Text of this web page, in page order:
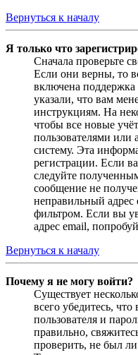
Вернуться к началу
Я только что
Сначала проверьте
Если они верны, то
включена
указали, что вам
инструкциям. На
чтобы все новые
пользователями или
систему. Эта
регистрации. Если
следуйте
сообщение не
неправильный адрес
фильтром. Если вы
адрес email,
Вернуться к началу
Почему я не могу войти?
Существует
всего убедитесь,
пользователя и
правильно,
проверить, не был